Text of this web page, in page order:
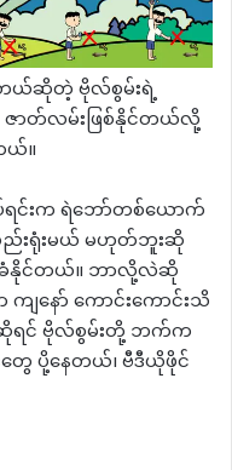
းတယ်ဆိုတဲ့ ဗိုလ်စွမ်းရဲ့
ဇာတ်လမ်းဖြစ်နိုင်တယ်လို့
ယ်။
င်းက ရဲဘော်တစ်ယောက်
းရုံးမယ် မဟုတ်ဘူးဆို
ခံနိုင်တယ်။ ဘာလို့လဲဆို
ော် ကောင်းကောင်းသိ
ရင် ဗိုလ်စွမ်းတို့ ဘက်က
ေ ပို့နေတယ်၊ ဗီဒီယိုဖိုင်